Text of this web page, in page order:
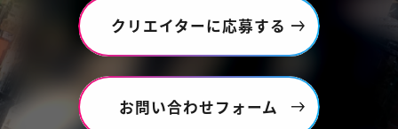
クリエイターに応募する
お問い合わせフォーム